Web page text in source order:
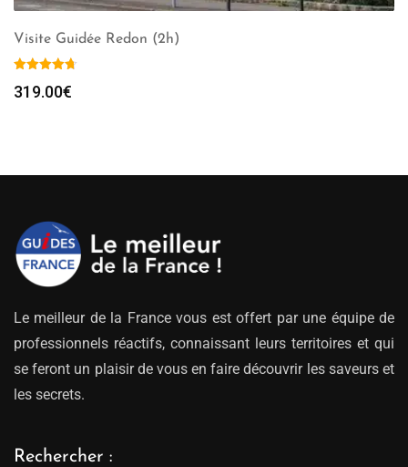
Visite Guidée Redon (2h)
319.00€
Le meilleur de la France vous est offert par une équipe de
professionnels réactifs, connaissant leurs territoires et qui
se feront un plaisir de vous en faire découvrir les saveurs et
les secrets.
Rechercher :